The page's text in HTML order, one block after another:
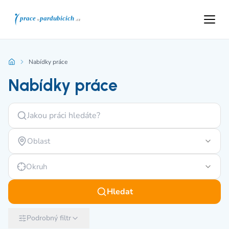
Nabídky práce
Nabídky práce
Oblast
Okruh
Hledat
Podrobný filtr